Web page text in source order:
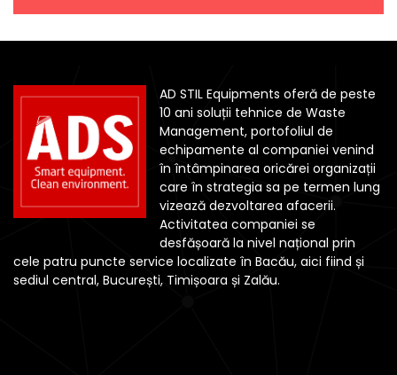
AD STIL Equipments oferă de peste
10 ani soluții tehnice de Waste
Management, portofoliul de
echipamente al companiei venind
în întâmpinarea oricărei organizații
care în strategia sa pe termen lung
vizează dezvoltarea afacerii.
Activitatea companiei se
desfășoară la nivel național prin
cele patru puncte service localizate în Bacău, aici fiind și
sediul central, București, Timișoara și Zalău.